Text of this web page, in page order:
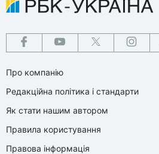
Про компанію
Редакційна політика і стандарти
Як стати нашим автором
Правила користування
Правова інформація